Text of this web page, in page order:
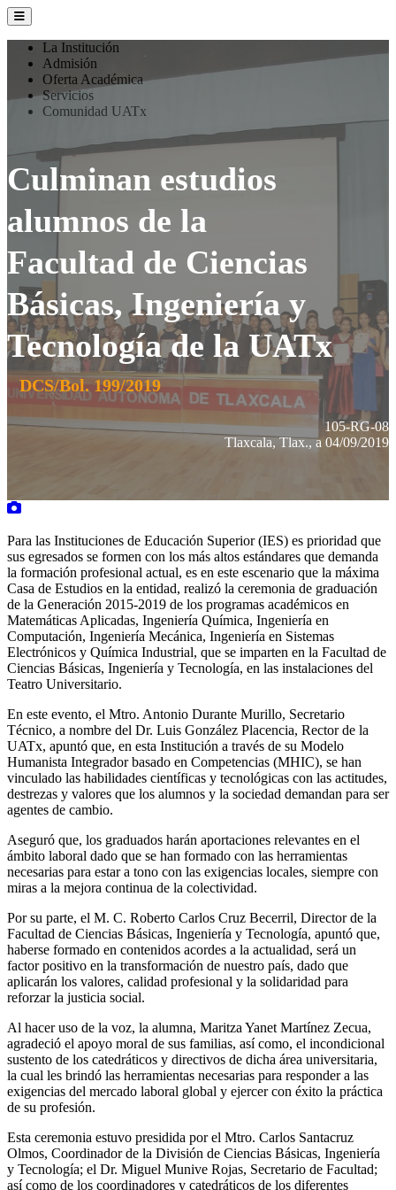
La Institución
Admisión
Oferta Académica
Servicios
Comunidad UATx
Culminan estudios
alumnos de la
Facultad de Ciencias
Básicas, Ingeniería y
Tecnología de la UATx
DCS/Bol. 199/2019
105-RG-08
Tlaxcala, Tlax., a 04/09/2019
Para las Instituciones de Educación Superior (IES) es prioridad que
sus egresados se formen con los más altos estándares que demanda
la formación profesional actual, es en este escenario que la máxima
Casa de Estudios en la entidad, realizó la ceremonia de graduación
de la Generación 2015-2019 de los programas académicos en
Matemáticas Aplicadas, Ingeniería Química, Ingeniería en
Computación, Ingeniería Mecánica, Ingeniería en Sistemas
Electrónicos y Química Industrial, que se imparten en la Facultad de
Ciencias Básicas, Ingeniería y Tecnología, en las instalaciones del
Teatro Universitario.
En este evento, el Mtro. Antonio Durante Murillo, Secretario
Técnico, a nombre del Dr. Luis González Placencia, Rector de la
UATx, apuntó que, en esta Institución a través de su Modelo
Humanista Integrador basado en Competencias (MHIC), se han
vinculado las habilidades científicas y tecnológicas con las actitudes,
destrezas y valores que los alumnos y la sociedad demandan para ser
agentes de cambio.
Aseguró que, los graduados harán aportaciones relevantes en el
ámbito laboral dado que se han formado con las herramientas
necesarias para estar a tono con las exigencias locales, siempre con
miras a la mejora continua de la colectividad.
Por su parte, el M. C. Roberto Carlos Cruz Becerril, Director de la
Facultad de Ciencias Básicas, Ingeniería y Tecnología, apuntó que,
haberse formado en contenidos acordes a la actualidad, será un
factor positivo en la transformación de nuestro país, dado que
aplicarán los valores, calidad profesional y la solidaridad para
reforzar la justicia social.
Al hacer uso de la voz, la alumna, Maritza Yanet Martínez Zecua,
agradeció el apoyo moral de sus familias, así como, el incondicional
sustento de los catedráticos y directivos de dicha área universitaria,
la cual les brindó las herramientas necesarias para responder a las
exigencias del mercado laboral global y ejercer con éxito la práctica
de su profesión.
Esta ceremonia estuvo presidida por el Mtro. Carlos Santacruz
Olmos, Coordinador de la División de Ciencias Básicas, Ingeniería
y Tecnología; el Dr. Miguel Munive Rojas, Secretario de Facultad;
así como de los coordinadores y catedráticos de los diferentes